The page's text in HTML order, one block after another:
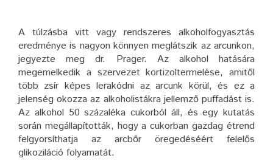
A túlzásba vitt vagy rendszeres alkoholfogyasztás
eredménye is nagyon könnyen meglátszik az arcunkon,
jegyezte meg dr. Prager. Az alkohol hatására
megemelkedik a szervezet kortizoltermelése, amitől
több zsír képes lerakódni az arcunk körül, és ez a
jelenség okozza az alkoholistákra jellemző puffadást is.
Az alkohol 50 százaléka cukorból áll, és egy kutatás
során megállapították, hogy a cukorban gazdag étrend
felgyorsíthatja az arcbőr öregedéséért felelős
glikoziláció folyamatát.